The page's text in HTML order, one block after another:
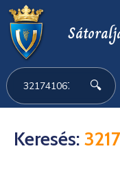
🔍
Keresés: